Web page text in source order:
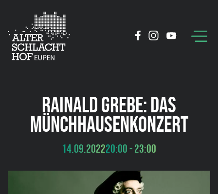
RAINALD GREBE: DAS
MÜNCHHAUSENKONZERT
14.09.202220:00 - 23:00